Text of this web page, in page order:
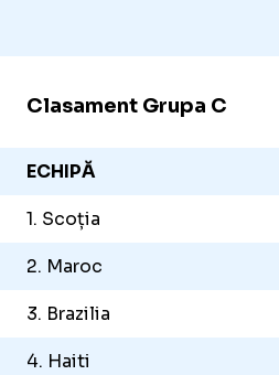
Clasament Grupa C
ECHIPĂ
1. Scoția
2. Maroc
3. Brazilia
4. Haiti